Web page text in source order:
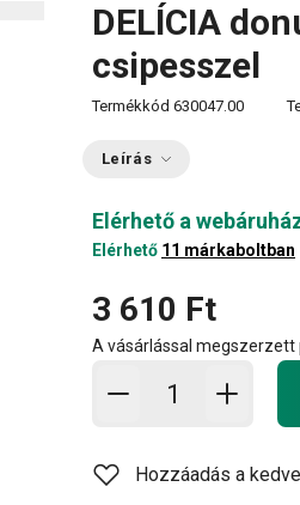
DELÍCIA
csipesszel
Termékkód 630047.00
Leírás
Elérhető a
Elérhető 11 márkaboltban
3 610 Ft
A vásárlással megszerzett
Kosárba -
Hozzáadás a